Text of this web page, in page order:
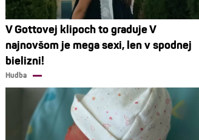
V Gottovej klipoch to graduje V
najnovšom je mega sexi, len v spodnej
bielizni!
Hudba